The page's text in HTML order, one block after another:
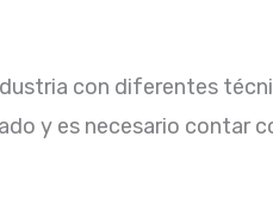
con diferentes
y es necesario contar